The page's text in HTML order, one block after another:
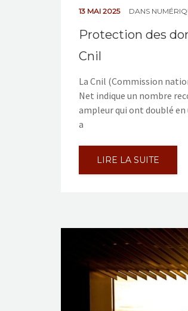
13 MAI 2025 DANS
Protection des
Cnil
La Cnil (Commission
Net indique un nombre
ampleur qui ont doublé en
a
LIRE LA SUITE